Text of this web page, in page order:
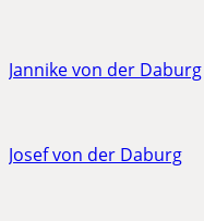
Jannike von der Daburg
Josef von der Daburg